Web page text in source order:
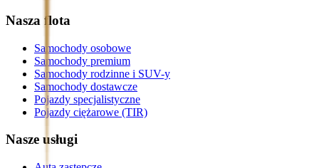
Nasza flota
Samochody osobowe
Samochody premium
Samochody rodzinne i SUV-y
Samochody dostawcze
Pojazdy specjalistyczne
Pojazdy ciężarowe (TIR)
Nasze usługi